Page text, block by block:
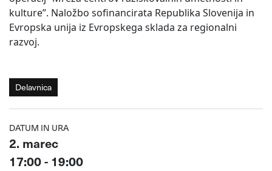
kulture”. Naložbo sofinancirata Republika Slovenija in
Evropska unija iz Evropskega sklada za regionalni
razvoj.
Delavnica
DATUM IN URA
2. marec
17:00 - 19:00